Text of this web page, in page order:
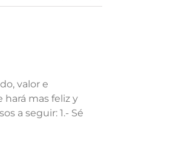
valor e
mas feliz y
a seguir: 1.- Sé